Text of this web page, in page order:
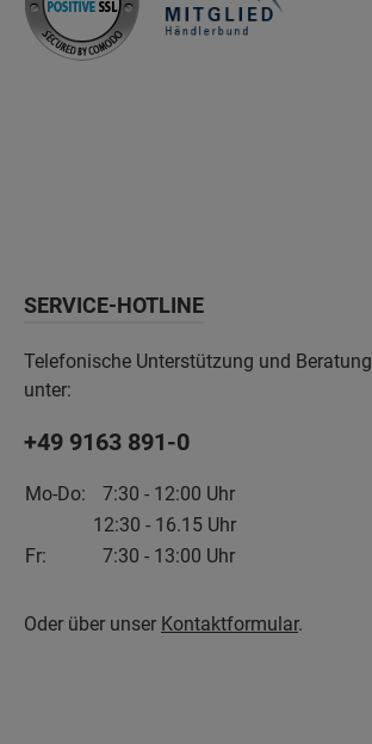
SERVICE-HOTLINE
Telefonische Unterstützung und Beratung
unter:
+49 9163 891-0
Mo-Do:
7:30 - 12:00 Uhr
12:30 - 16.15 Uhr
Fr:
7:30 - 13:00 Uhr
Oder über unser Kontaktformular.